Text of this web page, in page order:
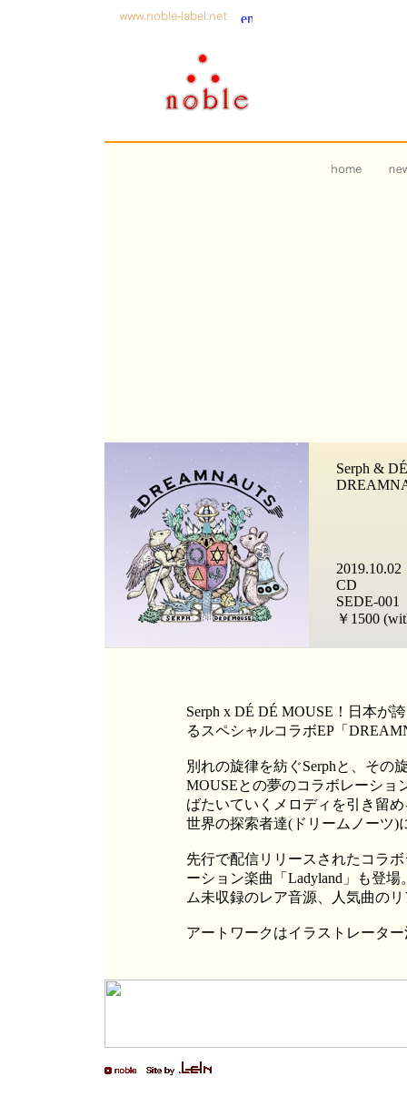
Serph &
2019.10.02
CD
SEDE-001
￥1500
Serph x DÉ DÉ MOUSE！日本が
るスペシャルコラボEP「
別れの旋律を紡ぐSerphと、その
MOUSEとの夢のコラボレーショ
ばたいていくメロディを引き留
世界の探索者達(ドリームノーツ)
先行で配信リリースされたコラ
ーション楽曲「Ladyland」も登
ム未収録のレア音源、人気曲の
アートワークはイラストレータ